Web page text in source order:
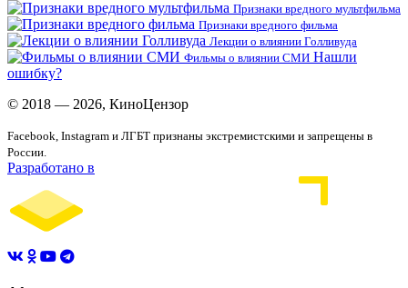
Признаки вредного мультфильма
Признаки вредного фильма
Лекции о влиянии Голливуда
Фильмы о влиянии СМИ Нашли
ошибку?
© 2018 — 2026, КиноЦензор
Facebook, Instagram и ЛГБТ признаны экстремистскими и запрещены в
России.
Разработано в